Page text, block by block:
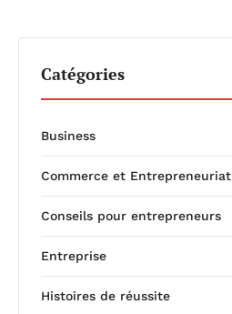
Catégories
Business
Commerce et Entrepreneuriat
Conseils pour entrepreneurs
Entreprise
Histoires de réussite